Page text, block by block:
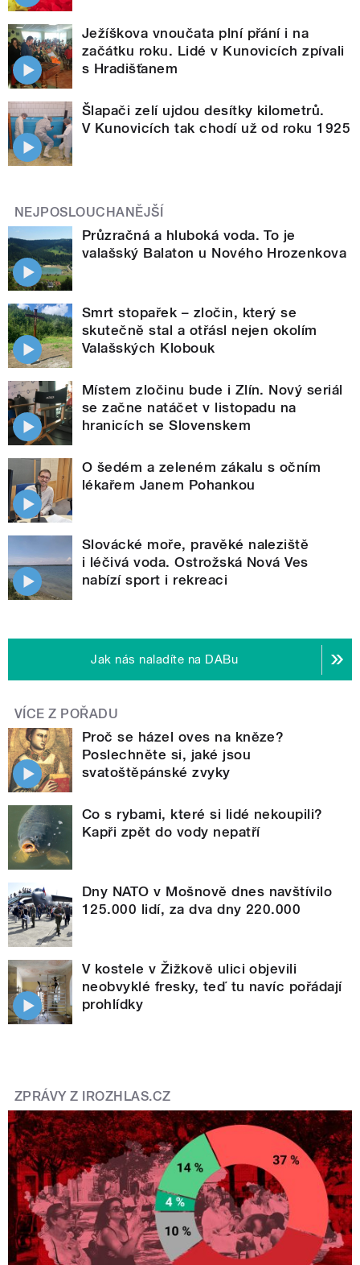
Ježíškova vnoučata plní přání i na
začátku roku. Lidé v Kunovicích zpívali
s Hradišťanem
Šlapači zelí ujdou desítky kilometrů.
V Kunovicích tak chodí už od roku 1925
NEJPOSLOUCHANĚJŠÍ
Průzračná a hluboká voda. To je
valašský Balaton u Nového Hrozenkova
Smrt stopařek – zločin, který se
skutečně stal a otřásl nejen okolím
Valašských Klobouk
Místem zločinu bude i Zlín. Nový seriál
se začne natáčet v listopadu na
hranicích se Slovenskem
O šedém a zeleném zákalu s očním
lékařem Janem Pohankou
Slovácké moře, pravěké naleziště
i léčivá voda. Ostrožská Nová Ves
nabízí sport i rekreaci
Jak nás naladíte na DABu
VÍCE Z POŘADU
Proč se házel oves na kněze?
Poslechněte si, jaké jsou
svatoštěpánské zvyky
Co s rybami, které si lidé nekoupili?
Kapři zpět do vody nepatří
Dny NATO v Mošnově dnes navštívilo
125.000 lidí, za dva dny 220.000
V kostele v Žižkově ulici objevili
neobvyklé fresky, teď tu navíc pořádají
prohlídky
ZPRÁVY Z IROZHLAS.CZ